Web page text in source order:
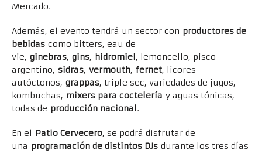
Mercado.
Además, el evento tendrá un sector con productores de
bebidas como bitters, eau de
vie, ginebras, gins, hidromiel , lemoncello, pisco
argentino, sidras, vermouth, fernet, licores
autóctonos, grappas, triple sec, variedades de jugos,
kombuchas, mixers para coctelería y aguas tónicas,
todas de producción nacional .
En el Patio Cervecero, se podrá disfrutar de
una programación de distintos DJs durante los tres días